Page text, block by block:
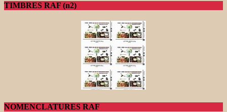
TIMBRES RAF (n2)
NOMENCLATURES RAF